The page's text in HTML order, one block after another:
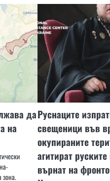
да
на
зона.
Руснаците
свещеници във
окупираните
агитират
върнат на